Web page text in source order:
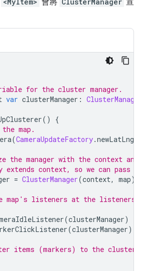
for the cluster manager.
var clusterManager : ClusterManager
()
{
map.
(CameraUpdateFactory.
manager with the context and
context, so we can
= ClusterManager(context, map)
map's listeners at the listeners
(clusterManager)
(clusterManager)
items (markers) to the cluster